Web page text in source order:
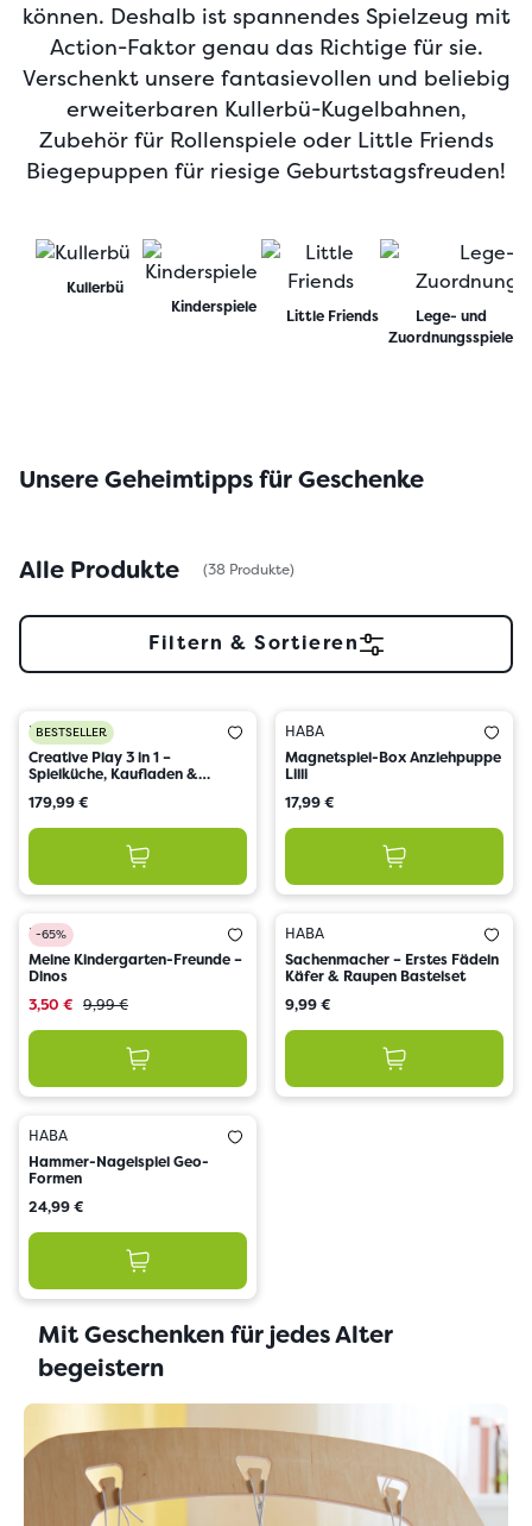
können. Deshalb ist spannendes Spielzeug mit
Action-Faktor genau das Richtige für sie.
Verschenkt unsere fantasievollen und beliebig
erweiterbaren Kullerbü-Kugelbahnen,
Zubehör für Rollenspiele oder Little Friends
Biegepuppen für riesige Geburtstagsfreuden!
Kullerbü
Kinderspiele
Little Friends
Lege- und
Zuordnungsspiele
Unsere Geheimtipps für Geschenke
Alle Produkte (38 Produkte)
Filtern & Sortieren
BESTSELLER
HABA
Creative Play 3 in 1 –
Spielküche, Kaufladen &
179,99 €
HABA
Magnetspiel-Box Anziehpuppe
Lilli
17,99 €
-65%
HABA
Meine Kindergarten-Freunde –
Dinos
3,50 € 9,99 €
HABA
Sachenmacher – Erstes Fädeln
Käfer & Raupen Bastelset
9,99 €
HABA
Hammer-Nagelspiel Geo-
Formen
24,99 €
Mit Geschenken für jedes Alter
begeistern